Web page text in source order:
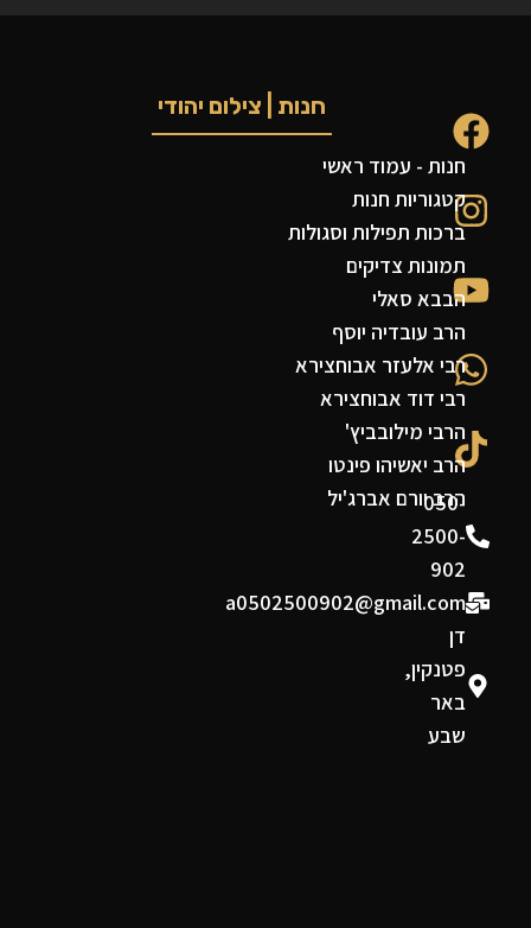
050-
2500-
902
a0502500902@gmail.com
דן
פטנקין,
באר
שבע
חנות | צילום יהודי
חנות - עמוד ראשי
קטגוריות חנות
ברכות תפילות וסגולות
תמונות צדיקים
הבבא סאלי
הרב עובדיה יוסף
רבי אלעזר אבוחצירא
רבי דוד אבוחצירא
הרבי מילובביץ'
הרב יאשיהו פינטו
הרב יורם אברג'יל